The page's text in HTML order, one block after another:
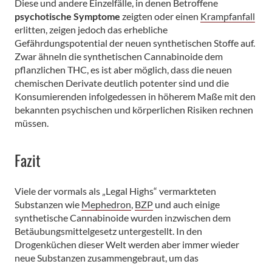
Diese und andere Einzelfälle, in denen Betroffene
psychotische Symptome zeigten oder einen Krampfanfall
erlitten, zeigen jedoch das erhebliche
Gefährdungspotential der neuen synthetischen Stoffe auf.
Zwar ähneln die synthetischen Cannabinoide dem
pflanzlichen THC, es ist aber möglich, dass die neuen
chemischen Derivate deutlich potenter sind und die
Konsumierenden infolgedessen in höherem Maße mit den
bekannten psychischen und körperlichen Risiken rechnen
müssen.
Fazit
Viele der vormals als „Legal Highs“ vermarkteten
Substanzen wie Mephedron, BZP und auch einige
synthetische Cannabinoide wurden inzwischen dem
Betäubungsmittelgesetz untergestellt. In den
Drogenküchen dieser Welt werden aber immer wieder
neue Substanzen zusammengebraut, um das